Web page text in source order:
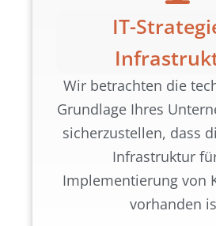
IT-
Wir betrachten die
Grundlage Ihres
sicherzustellen, dass
Infrastruktur
Implementierung von
vorhanden